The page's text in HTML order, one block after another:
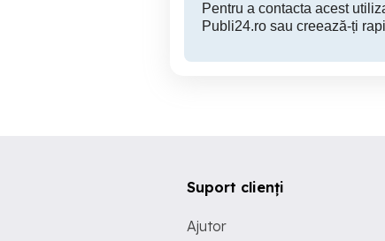
Pentru a contacta acest
Publi24.ro sau creează-ți
Suport clienți
Ajutor